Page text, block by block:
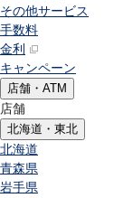
その他サービス
手数料
金利
キャンペーン
店舗・ATM
店舗
北海道・東北
北海道
青森県
岩手県